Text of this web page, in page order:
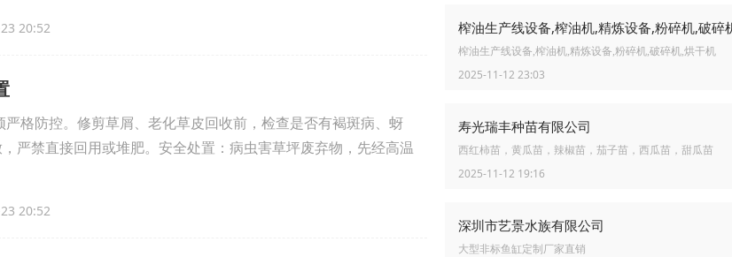
20:52
格防控。修剪草屑、老化草皮回收前，检查是否有褐斑病、蚜
严禁直接回用或堆肥。安全处置：病虫害草坪废弃物，先经高温
20:52
榨油生产线设备,榨油机,精炼设备,粉碎机,破碎
榨油生产线设备,榨油机,精炼设备,粉碎机,破碎机,烘干机
2025-11-12 23:03
寿光瑞丰种苗有限公司
西红柿苗，黄瓜苗，辣椒苗，茄子苗，西瓜苗，甜瓜苗
2025-11-12 19:16
深圳市艺景水族有限公司
大型非标鱼缸定制厂家直销